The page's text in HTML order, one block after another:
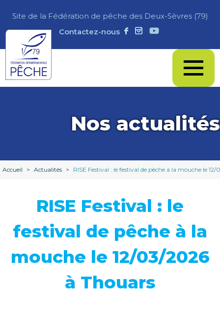
Site de la Fédération de pêche des Deux-Sèvres (79)
Contactez-nous
Nos actualités
Accueil > Actualités > RISE Festival : le festival de pêche à la mouche le
RISE Festival : le
festival de pêche à la
mouche le 12/03/2026
à Thouars